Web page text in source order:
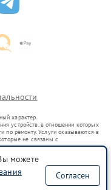
характер.
устройств, в отношении которых
по ремонту. Услуги оказываются в
не связаны с
представителями.
оборот в соответствии
услуг или введения
о предоставляемых услугах по
можете
Согласен